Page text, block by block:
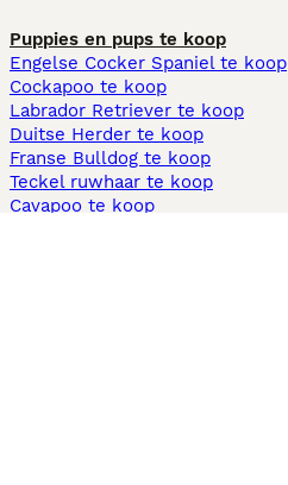
Puppies en pups te koop
Engelse Cocker Spaniel te koop
Cockapoo te koop
Labrador Retriever te koop
Duitse Herder te koop
Franse Bulldog te koop
Teckel ruwhaar te koop
Cavapoo te koop